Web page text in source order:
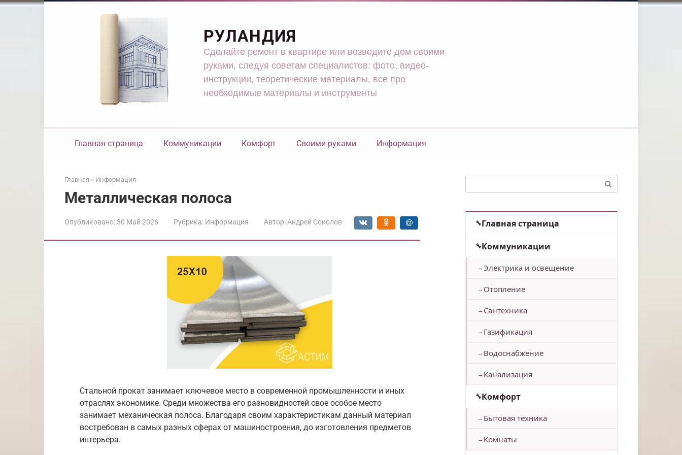
Перейти
РУЛАНДИЯ
Сделайте ремонт в квартире или возведите дом своими
руками, следуя советам специалистов: фото, видео-
инструкции, теоретические материалы, все про
необходимые материалы и инструменты
Главная страница Коммуникации Комфорт Своими руками Информация
Главная » Информация
Металлическая полоса
Опубликовано:30 Май 2026 Рубрика: Информация Автор: Андрей Соколов
Стальной прокат занимает ключевое место в современной промышленности и иных
отраслях экономике. Среди множества его разновидностей свое особое место
занимает механическая полоса. Благодаря своим характеристикам данный материал
востребован в самых разных сферах от машиностроения, до изготовления предметов
интерьера.
Главная страница
Коммуникации
Электрика и освещение
Отопление
Сантехника
Газификация
Водоснабжение
Канализация
Комфорт
Бытовая техника
Комнаты